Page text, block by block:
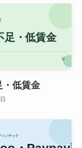
・低賃金